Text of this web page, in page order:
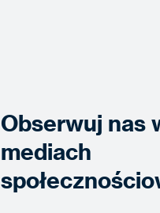
Obserwuj nas
mediach